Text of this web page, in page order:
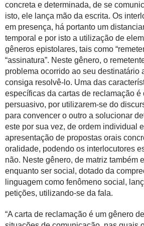
concreta e determinada, de se
isto, ele lança mão da escrita. Os
em presença, há portanto um
temporal e por isto a utilização de
gêneros epistolares, tais como
“assinatura”. Neste gênero, o
problema ocorrido ao seu destinatário
consiga resolvê-lo. Uma das
específicas da cartas de reclamação é
persuasivo, por utilizarem-se do
para convencer o outro a solucionar
este por sua vez, de ordem individual
apresentação de propostas orais
oralidade, podendo os interlocutores
não. Neste gênero, de matriz também
enquanto ser social, dotado da
linguagem como fenômeno social,
petições, utilizando-se da fala.
“A carta de reclamação é um gênero